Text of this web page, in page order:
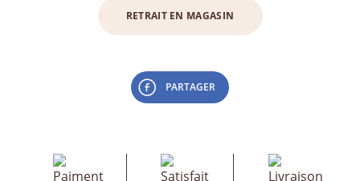
RETRAIT EN MAGASIN
PARTAGER